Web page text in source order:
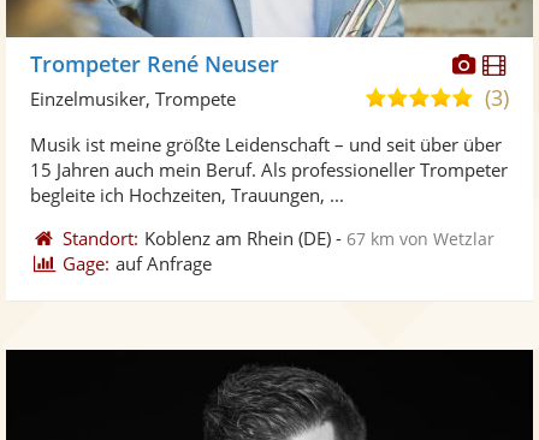
Fotos
Trompeter René Neuser
5,0
5
(3)
Einzelmusiker, Trompete
Musik ist meine größte Leidenschaft – und seit über über
15 Jahren auch mein Beruf. Als professioneller Trompeter
begleite ich Hochzeiten, Trauungen, ...
Standort: Koblenz am Rhein (DE) -67 km von Wetzlar
Gage: auf Anfrage